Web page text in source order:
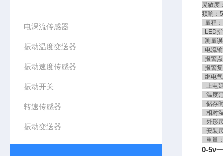
电涡流传感器
振动温度变送器
振动速度传感器
振动开关
转速传感器
振动变送器
灵敏度
频响：
量程
LED
测量
电流
报警
报警
继电
上电
温度
储存
相对
外形
安装
重量
0-5v